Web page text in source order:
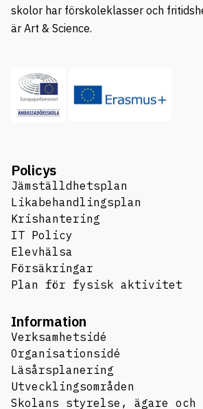
skolor har förskoleklasser och
är Art & Science.
Policys
Jämställdhetsplan
Likabehandlingsplan
Krishantering
IT Policy
Elevhälsa
Försäkringar
Plan för fysisk aktivitet
Information
Verksamhetsidé
Organisationsidé
Läsårsplanering
Utvecklingsområden
Skolans styrelse, ägare